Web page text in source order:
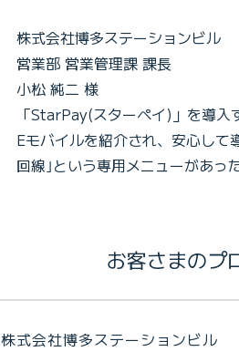
株式会社博多ステーションビル
営業部 営業管理課 課長
小松 純二 様
「StarPay(スターペイ)」を導
Eモバイルを紹介され、安心し
回線｣という専用メニューがあっ
お客さまのプ
株式会社博多ステーションビル